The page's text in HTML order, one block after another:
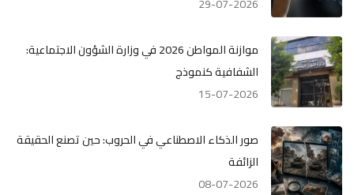
موازنة المواطن 2026 في وزارة الشؤون الاجتماعية:
الشفافية كنموذج
15-07-2026
صور الذكاء الاصطناعي في الحروب: حين تصنع الحقيقة
الزائفة
08-07-2026